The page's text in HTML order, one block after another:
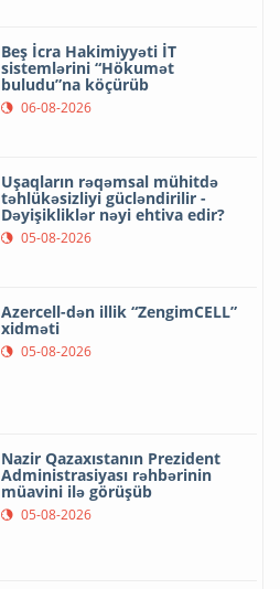
Beş İcra Hakimiyyəti İT
sistemlərini “Hökumət
buludu”na köçürüb
06-08-2026
Uşaqların rəqəmsal mühitdə
təhlükəsizliyi gücləndirilir -
Dəyişikliklər nəyi ehtiva edir?
05-08-2026
Azercell-dən illik “ZengimCELL”
xidməti
05-08-2026
Nazir Qazaxıstanın Prezident
Administrasiyası rəhbərinin
müavini ilə görüşüb
05-08-2026